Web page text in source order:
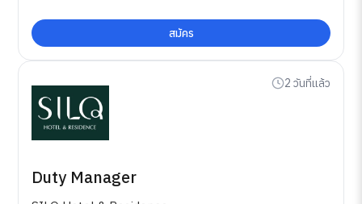
สมัคร
2 วันที่แล้ว
Duty Manager